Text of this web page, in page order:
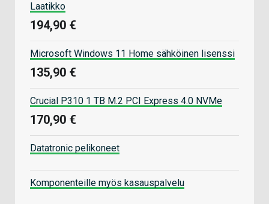
Laatikko
194,90 €
Microsoft Windows 11 Home sähköinen lisenssi
135,90 €
Crucial P310 1 TB M.2 PCI Express 4.0 NVMe
170,90 €
Datatronic pelikoneet
Komponenteille myös kasauspalvelu